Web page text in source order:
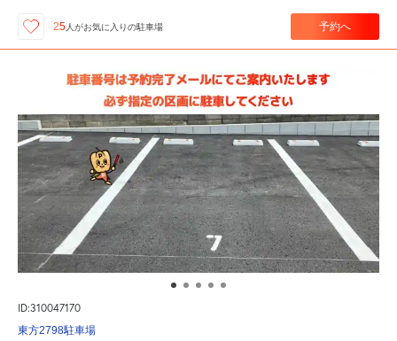
25人がお気に入りの駐車場 予約へ
ID:310047170
東方2798駐車場